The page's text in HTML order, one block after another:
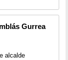
Gurrea
alcalde